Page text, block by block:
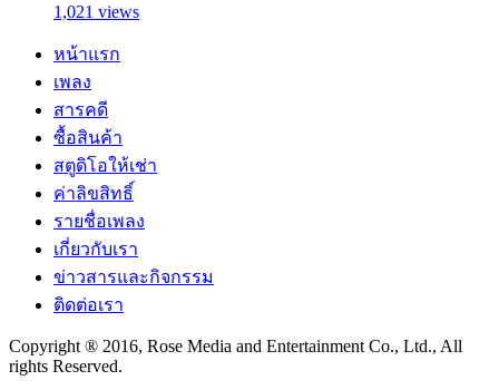
1,021 views
หน้าแรก
เพลง
สารคดี
ซื้อสินค้า
สตูดิโอให้เช่า
ค่าลิขสิทธิ์
รายชื่อเพลง
เกี่ยวกับเรา
ข่าวสารและกิจกรรม
ติดต่อเรา
Copyright ® 2016, Rose Media and Entertainment Co., Ltd., All
rights Reserved.